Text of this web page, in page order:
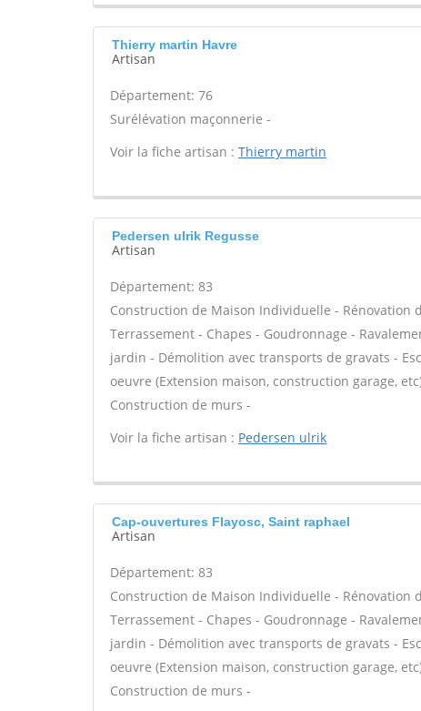
Thierry martin Havre
Artisan
Département: 76
Surélévation maçonnerie -
Voir la fiche artisan : Thierry martin
Pedersen ulrik Regusse
Artisan
Département: 83
Construction de Maison Individuelle - Rénovation
Terrassement - Chapes - Goudronnage -
jardin - Démolition avec transports de gravats -
oeuvre (Extension maison, construction garage,
Construction de murs -
Voir la fiche artisan : Pedersen ulrik
Cap-ouvertures Flayosc, Saint raphael
Artisan
Département: 83
Construction de Maison Individuelle - Rénovation
Terrassement - Chapes - Goudronnage -
jardin - Démolition avec transports de gravats -
oeuvre (Extension maison, construction garage,
Construction de murs -